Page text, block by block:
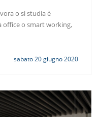
o si studia è
office o smart working,
sabato 20 giugno 2020